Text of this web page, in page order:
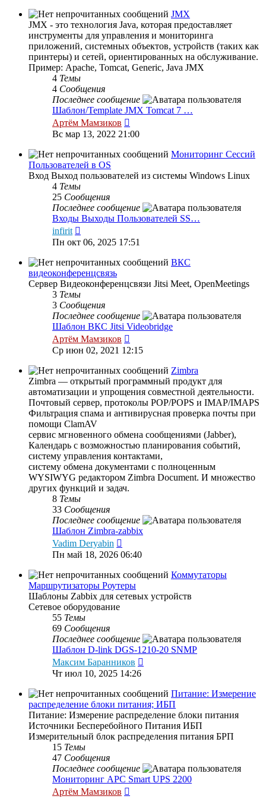
сообщениюJMX
JMX - это технология Java, которая предоставляет
инструменты для управления и мониторинга
приложений, системных объектов, устройств (таких как
принтеры) и сетей, ориентированных на обслуживание.
Пример: Apache, Tomcat, Generic, Java JMX
4 Темы
4 Сообщения
Последнее сообщение
Шаблон/Template JMX Tomcat 7 …
Артём Мамзиков
к
сообщению
Вс мар 13, 2022 21:00
Мониторинг Сессий
Пользователей в OS
Вход Выход пользователей из системы Windows Linux
4 Темы
25 Сообщения
Последнее сообщение
Входы Выходы Пользователей SS…
infirit
к
последнему
сообщению
Пн окт 06, 2025 17:51
ВКС
видеоконференцсвязь
Сервер Видеоконференцсвязи Jitsi Meet, OpenMeetings
3 Темы
3 Сообщения
Последнее сообщение
Шаблон ВКС Jitsi Videobridge
Артём Мамзиков
к
сообщению
Ср июн 02, 2021 12:15
Zimbra
Zimbra — открытый программный продукт для
автоматизации и упрощения совместной деятельности.
Почтовый сервер, протоколы POP/POPS и IMAP/IMAPS
Фильтрация спама и антивирусная проверка почты при
помощи ClamAV
сервис мгновенного обмена сообщениями (Jabber),
Календарь с возможностью планирования событий,
систему управления контактами,
систему обмена документами с полноценным
WYSIWYG редактором Zimbra Document. И множество
других функций и задач.
8 Темы
33 Сообщения
Последнее сообщение
Шаблон Zimbra-zabbix
Vadim Deryabin
к
сообщению
Пн май 18, 2026 06:40
Коммутаторы
Маршрутизаторы Роутеры
Шаблоны Zabbix для сетевых устройств
Сетевое оборудование
55 Темы
69 Сообщения
Последнее сообщение
Шаблон D-link DGS-1210-20 SNMP
Максим Баранников
сообщению
Чт июл 10, 2025 14:26
Питание: Измерение
распределение блоки питания; ИБП
Питание: Измерение распределение блоки питания
Источники Бесперебойного Питания ИБП
Измерительный блок распределения питания БРП
15 Темы
47 Сообщения
Последнее сообщение
Мониторинг APC Smart UPS 2200
Артём Мамзиков